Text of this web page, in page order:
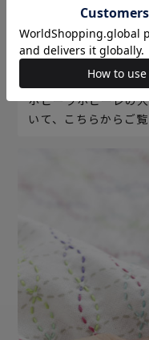
ホビーラホビー
ホビーラホビーレの
いて、こちらからご覧